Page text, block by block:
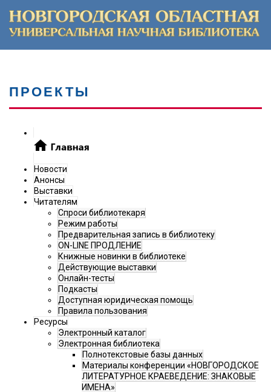
ПРОЕКТЫ
Новости
Анонсы
Выставки
Читателям
Спроси библиотекаря
Режим работы
Предварительная запись в библиотеку
ON-LINE ПРОДЛЕНИЕ
Книжные новинки в библиотеке
Действующие выставки
Онлайн-тесты
Подкасты
Доступная юридическая помощь
Правила пользования
Ресурсы
Электронный каталог
Электронная библиотека
Полнотекстовые базы данных
Материалы конференции «НОВГОРОДСКОЕ
ЛИТЕРАТУРНОЕ КРАЕВЕДЕНИЕ: ЗНАКОВЫЕ
ИМЕНА»